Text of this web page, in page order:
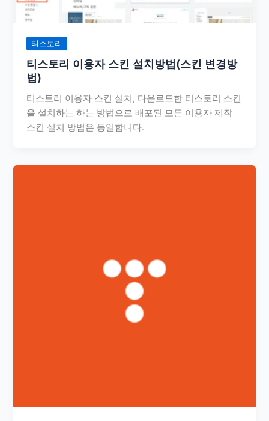
티스토리
티스토리 이용자 스킨 설치방법(스킨 변경방
법)
티스토리 이용자 스킨 설치, 다운로드한 티스토리 스킨
을 설치하는 하는 방법으로 배포된 모든 이용자 제작
스킨 설치 방법은 동일합니다.